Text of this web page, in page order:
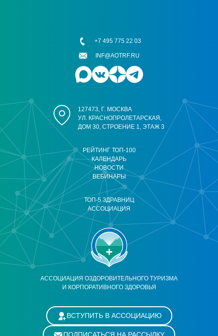
АССОЦИАЦИЯ ОЗДОРОВИТЕЛЬНОГО ТУРИЗМА
И КОРПОРАТИВНОГО ЗДОРОВЬЯ
РЕЙТИНГ ТОП-100
КАЛЕНДАРЬ
НОВОСТИ
ВЕБИНАРЫ
ТОП-5 ЗДРАВНИЦ
АССОЦИАЦИЯ
127473, Г. МОСКВА
УЛ. КРАСНОПРОЛЕТАРСКАЯ,
ДОМ 30, СТРОЕНИЕ 1, ЭТАЖ 3
+7 495 775 22 03
INF@AOTRF.RU
ВСТУПИТЬ В АССОЦИАЦИЮ